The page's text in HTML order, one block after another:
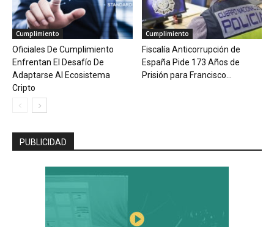
Cumplimiento
Oficiales De Cumplimiento
Enfrentan El Desafío De
Adaptarse Al Ecosistema
Cripto
Cumplimiento
Fiscalía Anticorrupción de
España Pide 173 Años de
Prisión para Francisco...
PUBLICIDAD